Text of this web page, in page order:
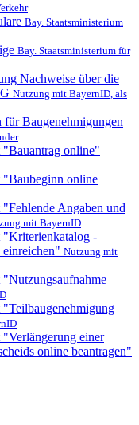
Bay. Staatsministerium
Bay. Staatsministerium für
Nachweise über die
Nutzung mit BayernID, als
für Baugenehmigungen
"Bauantrag online"
"Baubeginn online
Angaben und
mit BayernID
"Kriterienkatalog -
Nutzung mit
einer
online beantragen"